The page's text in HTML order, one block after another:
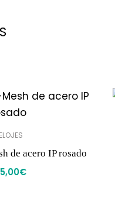
de acero IP rosado
€